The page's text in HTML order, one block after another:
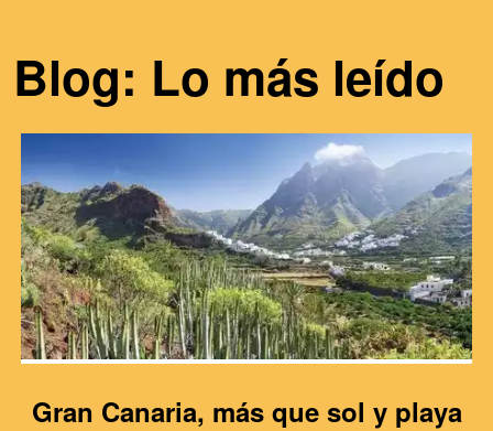
Blog: Lo más leído
Gran Canaria, más que sol y playa